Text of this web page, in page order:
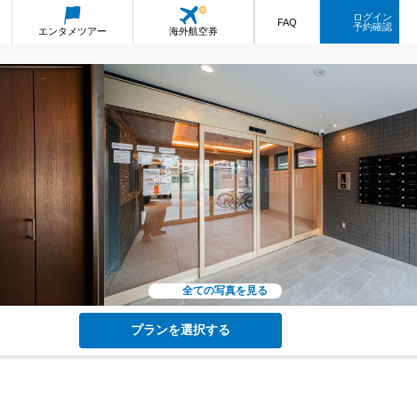
エンタメツアー 海外航空券
FAQ
ログイン
予約確認
全ての写真を見る
プランを選択する